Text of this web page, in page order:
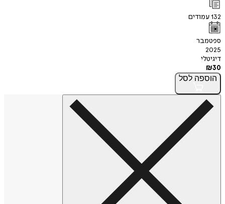
132עמודים
ספטמבר
2025
דיגיטלי
₪30
הוספה לסל